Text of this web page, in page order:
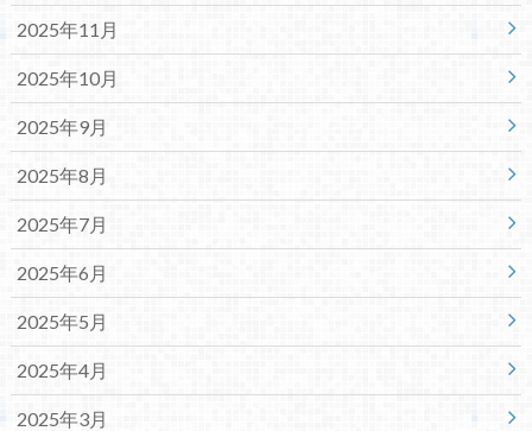
2025年11月
2025年10月
2025年9月
2025年8月
2025年7月
2025年6月
2025年5月
2025年4月
2025年3月